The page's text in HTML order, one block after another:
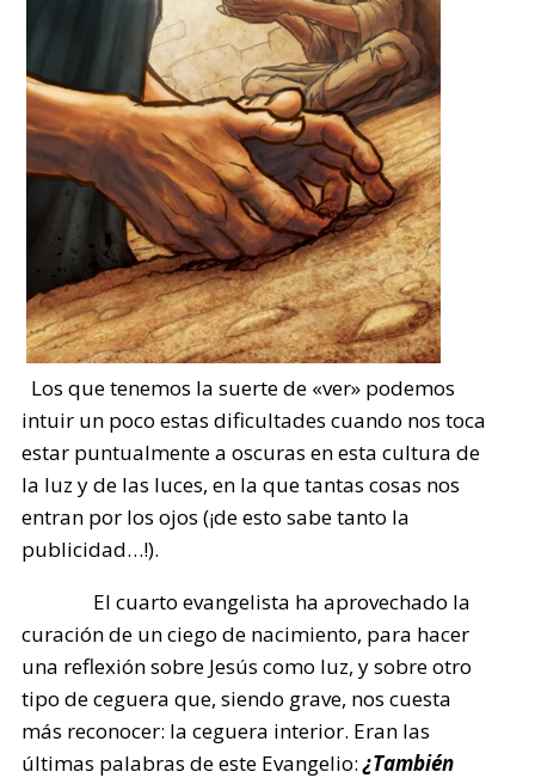
Los que tenemos la suerte de «ver» podemos
intuir un poco estas dificultades cuando nos toca
estar puntualmente a oscuras en esta cultura de
la luz y de las luces, en la que tantas cosas nos
entran por los ojos (¡de esto sabe tanto la
publicidad…!).
El cuarto evangelista ha aprovechado la
curación de un ciego de nacimiento, para hacer
una reflexión sobre Jesús como luz, y sobre otro
tipo de ceguera que, siendo grave, nos cuesta
más reconocer: la ceguera interior. Eran las
últimas palabras de este Evangelio:¿También